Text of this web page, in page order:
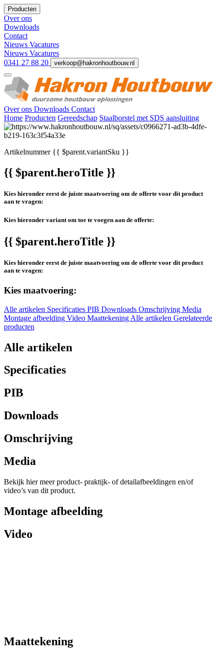
Producten
Over ons
Downloads
Contact
Nieuws Vacatures
Nieuws Vacatures
0341 27 88 20
verkoop@hakronhoutbouw.nl
Over ons Downloads Contact
Home Producten Gereedschap Staalborstel met SDS aansluiting
Artikelnummer{{ $parent.variantSku }}
{{ $parent.heroTitle }}
Kies hieronder eerst de juiste maatvoering om de offerte voor dit product
aan te vragen:
Kies hieronder variant om toe te voegen aan de offerte:
{{ $parent.heroTitle }}
Kies hieronder eerst de juiste maatvoering om de offerte voor dit product
aan te vragen:
Kies maatvoering:
Alle artikelen Specificaties PIB Downloads Omschrijving Media
Montage afbeelding Video Maattekening Alle artikelen Gerelateerde
producten
Alle artikelen
Specificaties
PIB
Downloads
Omschrijving
Media
Bekijk hier meer product- praktijk- of detailafbeeldingen en/of
video’s van dit product.
Montage afbeelding
Video
Maattekening